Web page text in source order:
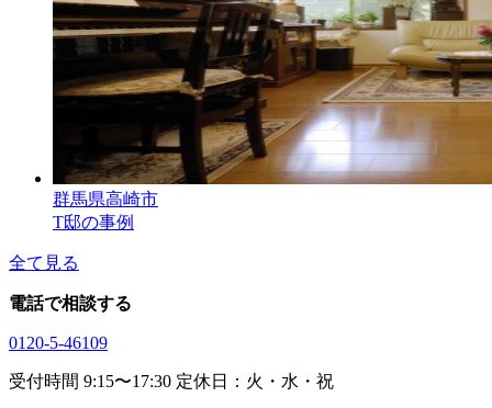
群馬県高崎市
T邸の事例
全て見る
電話で相談する
0120-5-46109
受付時間 9:15〜17:30 定休日：火・水・祝